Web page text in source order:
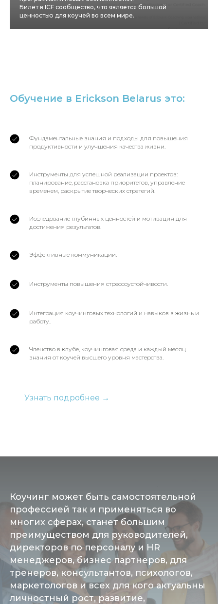
Билет в ICF сообщество, что является большой
ценностью для коучей во всем мире.
Обучение в Erickson Belarus это:
Фундаментальные знания и подходы для повышения
продуктивности и улучшения качества жизни.
Инструменты для успешной реализации проектов:
планирование, расстановка приоритетов, управление
временем, раскрытие творческих стратегий.
Исследование глубинных ценностей и мотивация для
достижения результатов.
Эффективные коммуникации.
Инструменты повышения стрессоустойчивости.
Интеграция коучинговых технологий и навыков в жизнь и
работу..
Членство в клубе, коучинговая среда и каждый месяц
знания от коучей высшего уровня мастерства.
Узнать подробнее →
Коучинг может быть самостоятельной
профессией так и применяться во
многих сферах, станет большим
преимуществом для руководителей,
директоров по персоналу и HR
менеджеров, бизнес партнеров, для
тренеров, консультантов, психологов,
маркетологов и всех для кого актуальны
личностный рост, развитие,